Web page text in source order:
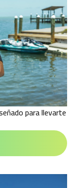
para llevarte